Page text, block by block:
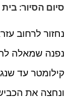
סיום הסיור:
נפנה שמאלה
קילומטר עד